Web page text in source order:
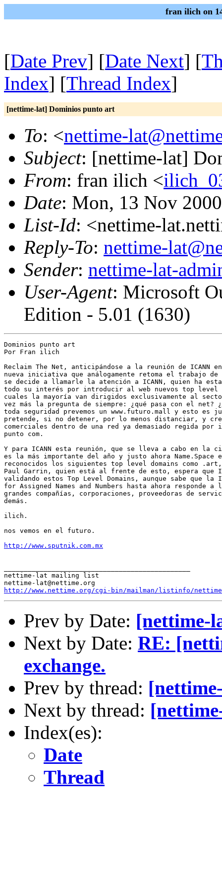
fran ilich on
[Date Prev] [Date Next] [
Index] [Thread Index]
[nettime-lat] Dominios punto art
To: <nettime-
Subject: [nettime-lat]
From: fran ilich <
Date: Mon, 13 Nov
List-Id: <nettime-
Reply-To: nettime-
Sender: nettime-lat-
User-Agent: Microsoft
Edition - 5.01 (1630)
Dominios punto art
Por Fran ilich
Reclaim The Net, anticipándose a la reunión de ICANN
nueva iniciativa que análogamente retoma el trabajo de
se decide a llamarle la atención a ICANN, quien ha
todo su interés por introducir al web nuevos top level
cuales la mayoría van dirigidos exclusivamente al
vez más la pregunta de siempre: ¿qué pasa con el net?
toda seguridad prevemos un www.futuro.mall y esto es
pretende, si no detener, por lo menos distanciar, y
comerciales dentro de una red ya demasiado regida por
punto com.
Y para ICANN esta reunión, que se lleva a cabo en la
es la más importante del año y justo ahora Name.Space
reconocidos los siguientes top level domains como
Paul Garrin, quien está al frente de esto, espera que
validando estos Top Level Domains, aunque sabe que la
for Assigned Names and Numbers hasta ahora responde
grandes compañías, corporaciones, proveedoras de
demás.
ilich.
nos vemos en el futuro.
http://www.sputnik.com.mx
nettime-lat mailing list
http://www.nettime.org/cgi-bin/mailman/listinfo/
Prev by Date: [nettime-
Next by Date: RE:
exchange.
Prev by thread:
Next by thread:
Index(es):
Date
Thread